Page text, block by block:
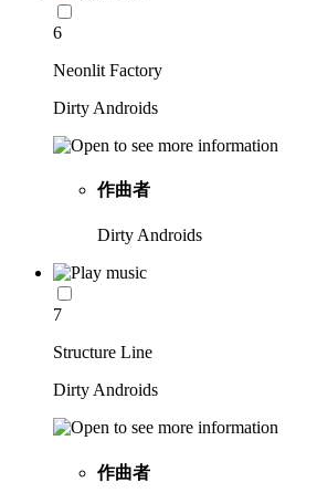
6
Neonlit Factory
Dirty Androids
作曲者
Dirty Androids
7
Structure Line
Dirty Androids
作曲者